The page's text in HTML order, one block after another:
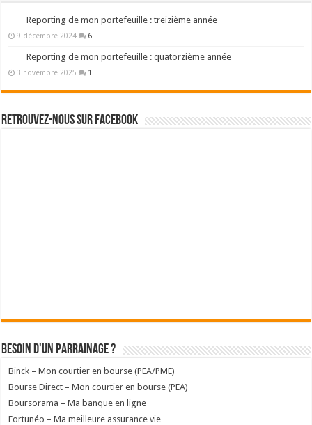
Reporting de mon portefeuille : treizième année
9 décembre 2024 6
Reporting de mon portefeuille : quatorzième année
3 novembre 2025 1
Retrouvez-nous sur Facebook
Besoin d'un parrainage ?
Binck – Mon courtier en bourse (PEA/PME)
Bourse Direct – Mon courtier en bourse (PEA)
Boursorama – Ma banque en ligne
Fortunéo – Ma meilleure assurance vie